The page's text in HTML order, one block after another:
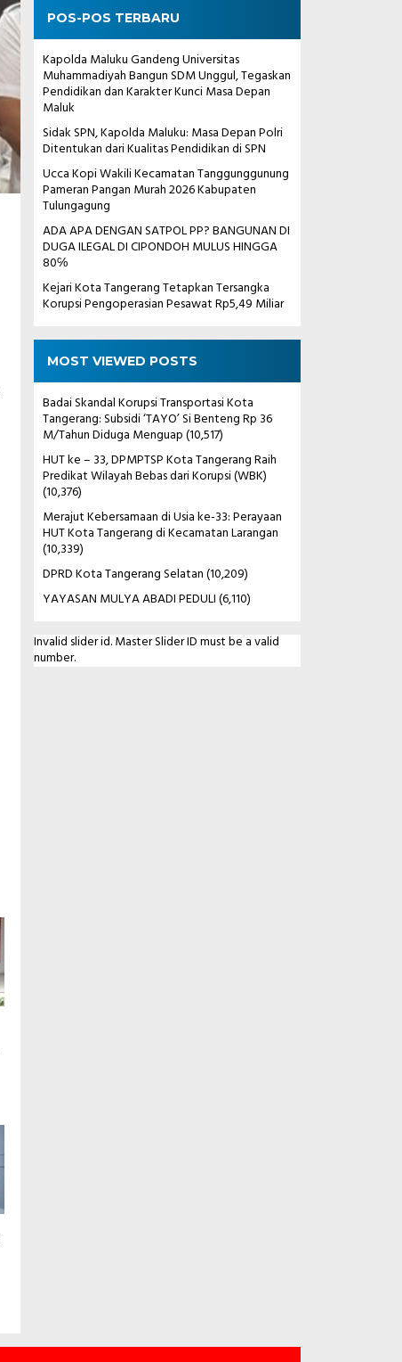
POS-POS TERBARU
Kapolda Maluku Gandeng Universitas
Muhammadiyah Bangun SDM Unggul, Tegaskan
Pendidikan dan Karakter Kunci Masa Depan
Maluk
Sidak SPN, Kapolda Maluku: Masa Depan Polri
Ditentukan dari Kualitas Pendidikan di SPN
Ucca Kopi Wakili Kecamatan Tanggunggunung
Pameran Pangan Murah 2026 Kabupaten
Tulungagung
ADA APA DENGAN SATPOL PP? BANGUNAN DI
DUGA ILEGAL DI CIPONDOH MULUS HINGGA
80℅
Kejari Kota Tangerang Tetapkan Tersangka
Korupsi Pengoperasian Pesawat Rp5,49 Miliar
MOST VIEWED POSTS
Badai Skandal Korupsi Transportasi Kota
Tangerang: Subsidi ‘TAYO’ Si Benteng Rp 36
M/Tahun Diduga Menguap(10,517)
HUT ke – 33, DPMPTSP Kota Tangerang Raih
Predikat Wilayah Bebas dari Korupsi (WBK)
(10,376)
Merajut Kebersamaan di Usia ke-33: Perayaan
HUT Kota Tangerang di Kecamatan Larangan
(10,339)
DPRD Kota Tangerang Selatan(10,209)
YAYASAN MULYA ABADI PEDULI(6,110)
Invalid slider id. Master Slider ID must be a valid
number.